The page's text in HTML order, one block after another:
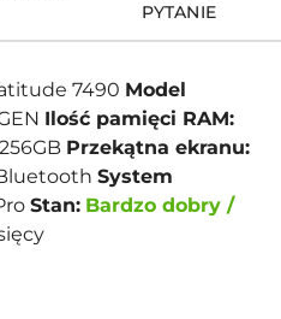
PYTANIE
7490 Model
Ilość pamięci RAM:
256GB Przekątna ekranu:
System
Stan: Bardzo dobry /